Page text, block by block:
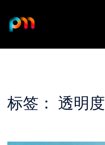
content
标签： 透明度